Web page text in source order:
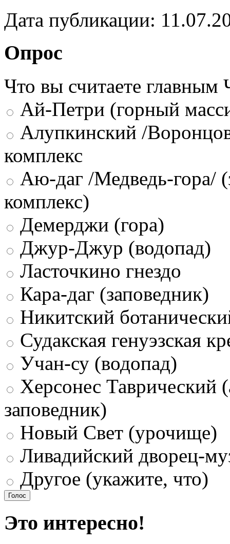
Дата публикации:
Опрос
Что вы считаете
Ай-Петри (горный
Алупкинский /
комплекс
Аю-даг /Медведь-гора/
комплекс)
Демерджи (гора)
Джур-Джур (водопад)
Ласточкино гнездо
Кара-даг (заповедник)
Никитский
Судакская генуэзская
Учан-су (водопад)
Херсонес Таврический
заповедник)
Новый Свет (урочище)
Ливадийский дворец-
Другое (укажите, что)
Это интересно!